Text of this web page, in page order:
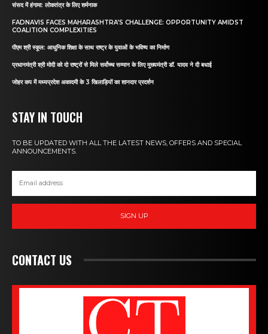
संसद में हंगामा: लोकतंत्र के लिए शर्मनाक
FADNAVIS FACES MAHARASHTRA’S CHALLENGE: OPPORTUNITY AMIDST
COALITION COMPLEXITIES
पीएम श्री स्कूल: आधुनिक शिक्षा के साथ राष्ट्र के युवाओं के भविष्य का निर्माण
प्रधानमंत्री श्री मोदी को दो राष्ट्रों से मिले सर्वोच्च सम्मान के लिए मुख्यमंत्री डॉ. यादव ने दी बधाई
जोहर कप में मध्यप्रदेश अकादमी के 3 खिलाड़ियों का शानदार प्रदर्शन
STAY IN TOUCH
TO BE UPDATED WITH ALL THE LATEST NEWS, OFFERS AND SPECIAL
ANNOUNCEMENTS.
SIGN UP
CONTACT US